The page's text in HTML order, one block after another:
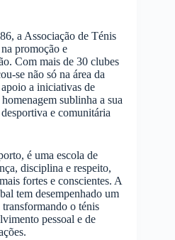
a Associação de Ténis
promoção e
Com mais de 30 clubes
se não só na área da
a iniciativas de
sublinha a sua
e comunitária
é uma escola de
disciplina e respeito,
fortes e conscientes. A
tem desempenhado um
transformando o ténis
pessoal e de